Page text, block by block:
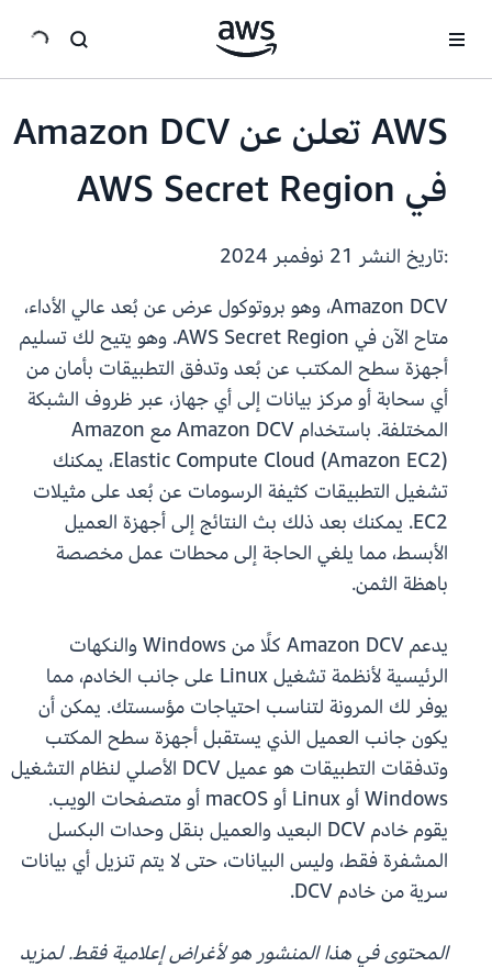
AWS تعلن عن Amazon DCV
في AWS Secret Region
:تاريخ النشر
Amazon DCV، وهو بروتوكول عرض عن بُعد عالي الأداء،
متاح الآن في AWS Secret Region. وهو يتيح لك تسليم
أجهزة سطح المكتب عن بُعد وتدفق التطبيقات بأمان من
أي سحابة أو مركز بيانات إلى أي جهاز، عبر ظروف الشبكة
المختلفة. باستخدام Amazon DCV مع Amazon
Elastic Compute Cloud (Amazon EC2)، يمكنك
تشغيل التطبيقات كثيفة الرسومات عن بُعد على مثيلات
EC2. يمكنك بعد ذلك بث النتائج إلى أجهزة العميل
الأبسط، مما يلغي الحاجة إلى محطات عمل مخصصة
باهظة الثمن.
يدعم Amazon DCV كلًا من Windows والنكهات
الرئيسية لأنظمة تشغيل Linux على جانب الخادم، مما
يوفر لك المرونة لتناسب احتياجات مؤسستك. يمكن أن
يكون جانب العميل الذي يستقبل أجهزة سطح المكتب
وتدفقات التطبيقات هو عميل DCV الأصلي لنظام التشغيل
Windows أو Linux أو macOS أو متصفحات الويب.
يقوم خادم DCV البعيد والعميل بنقل وحدات البكسل
المشفرة فقط، وليس البيانات، حتى لا يتم تنزيل أي بيانات
سرية من خادم DCV.
المحتوى في هذا المنشور هو لأغراض إعلامية فقط. لمزيد